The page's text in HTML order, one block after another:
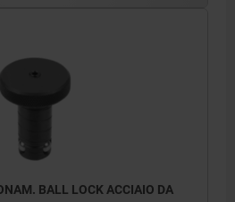
BALL LOCK ACCIAIO DA